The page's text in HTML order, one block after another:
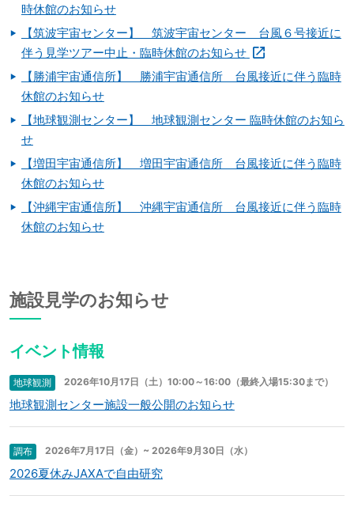
時休館のお知らせ
【筑波宇宙センター】 筑波宇宙センター 台風６号接近に
伴う見学ツアー中止・臨時休館のお知らせ
【勝浦宇宙通信所】 勝浦宇宙通信所 台風接近に伴う臨時
休館のお知らせ
【地球観測センター】 地球観測センター 臨時休館のお知ら
せ
【増田宇宙通信所】 増田宇宙通信所 台風接近に伴う臨時
休館のお知らせ
【沖縄宇宙通信所】 沖縄宇宙通信所 台風接近に伴う臨時
休館のお知らせ
施設見学のお知らせ
イベント情報
地球観測 2026年10月17日（土）10:00～16:00（最終入場15:30まで）
地球観測センター施設一般公開のお知らせ
調布 2026年7月17日（金）~ 2026年9月30日（水）
2026夏休みJAXAで自由研究